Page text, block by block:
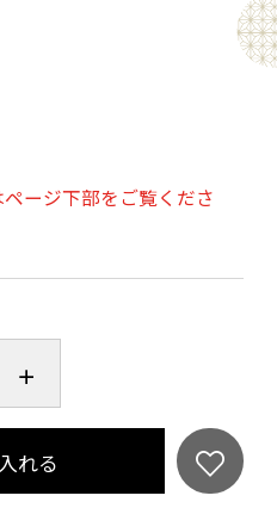
な香りが後味に広がり
ンチルフィルターであ
上げられています。ア
キーのピート（泥炭）
成されるフェノール化
のスモーキーな味わい
が高いほど、ウイスキ
いが強くなります。通
で表されます。
ージ下部をご覧くださ
れる